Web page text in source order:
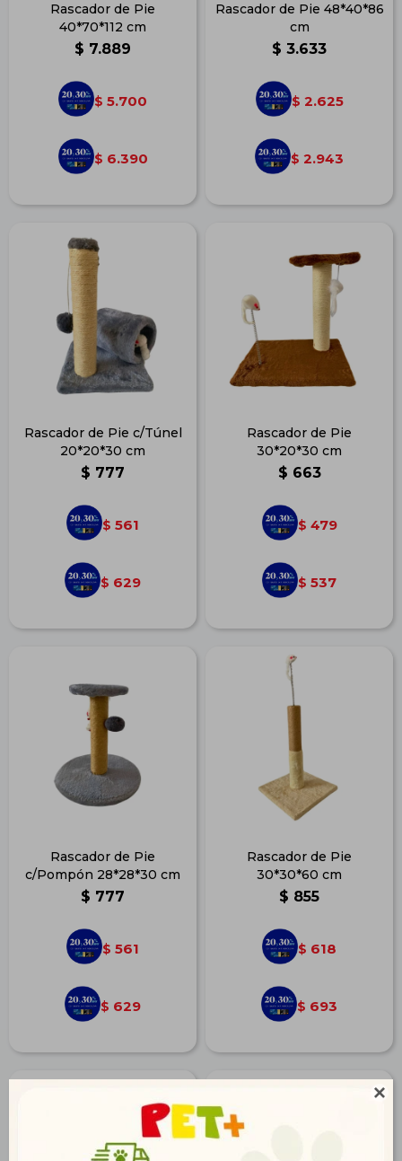

Rascador de Pie
40*70*112 cm
$ 7.889
$ 5.700
$ 6.390
Rascador de Pie 48*40*86
cm
$ 3.633
$ 2.625
$ 2.943
Rascador de Pie c/Túnel
20*20*30 cm
$ 777
$ 561
$ 629
Rascador de Pie
30*20*30 cm
$ 663
$ 479
$ 537
Rascador de Pie
c/Pompón 28*28*30 cm
$ 777
$ 561
$ 629
Rascador de Pie
30*30*60 cm
$ 855
$ 618
$ 693